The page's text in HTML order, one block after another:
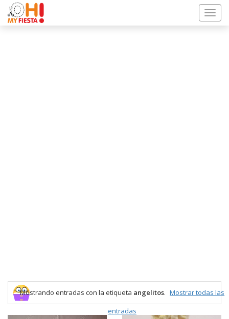
Mostrando entradas con la etiqueta angelitos. Mostrar todas las
entradas